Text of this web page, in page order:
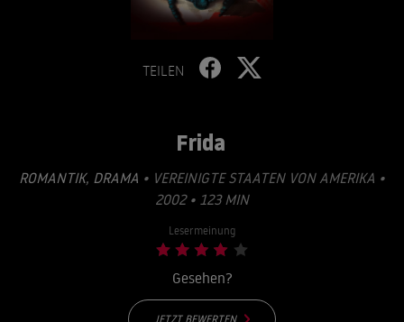
TEILEN
Frida
ROMANTIK, DRAMA • VEREINIGTE STAATEN VON AMERIKA •
2002 • 123 MIN
Lesermeinung
Gesehen?
JETZT BEWERTEN